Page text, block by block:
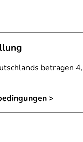
betragen
>